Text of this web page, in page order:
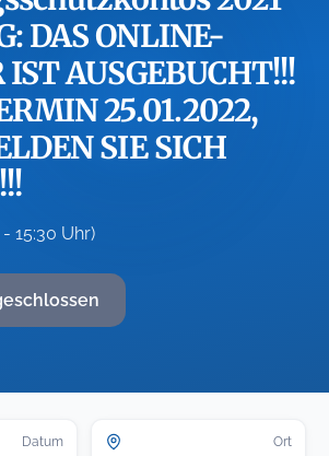
DAS ONLINE-
AUSGEBUCHT!!!
25.01.2022,
SIE SICH
- 15:30 Uhr)
Datum Ort